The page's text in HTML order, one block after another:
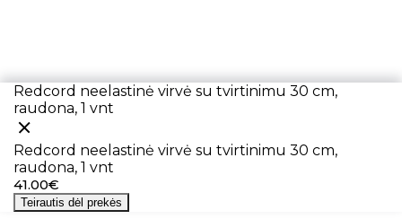
Redcord neelastinė virvė su tvirtinimu 30 cm,
raudona, 1 vnt
Redcord neelastinė virvė su tvirtinimu 30 cm,
raudona, 1 vnt
41.00€
Teirautis dėl prekės